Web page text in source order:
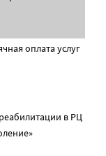
оплата услуг
в РЦ